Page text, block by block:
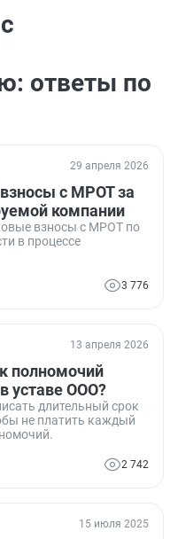
ответы по
29 апреля 2026
с МРОТ за
компании
взносы с МРОТ по
в процессе
3 776
13 апреля 2026
полномочий
уставе ООО?
длительный срок
не платить каждый
2 742
15 июля 2025